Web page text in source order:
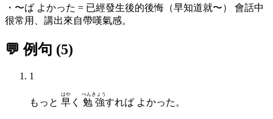
・〜ば よかった = 已經發生後的後悔（早知道就〜） 會話中
很常用、講出來自帶嘆氣感。
💬 例句 (5)
1
もっと 早
はや
く 勉強
べんきょう
すれば よかった。